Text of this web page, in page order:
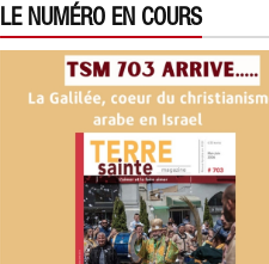
LE NUMÉRO EN COURS